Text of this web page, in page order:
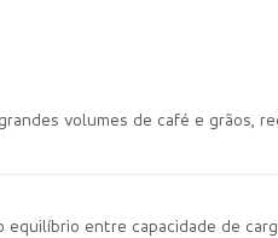
volumes de café e grãos,
entre capacidade de